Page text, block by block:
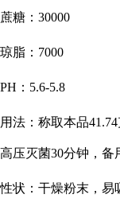
蔗糖： 30000
琼脂： 7000
PH：5.6-5.8
用法：称取本品
高压灭菌30分钟，备
性状：干燥粉末，易